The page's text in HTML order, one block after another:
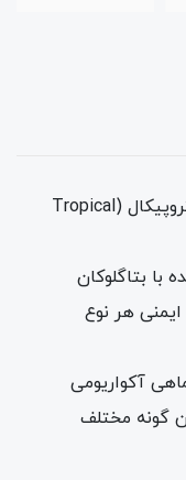
از سری غذاهای آکواریومی شرکت تروپیکال (Tropical
با بتاگلوکان
هر نوع
آکواریومی
گونه مختلف